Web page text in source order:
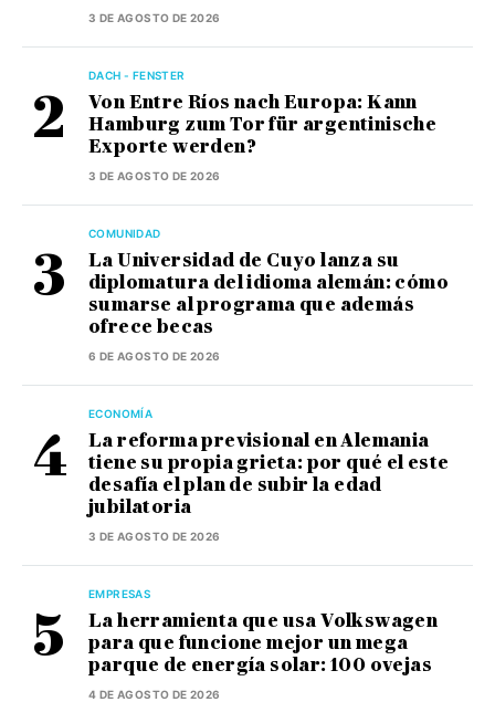
3 DE AGOSTO DE 2026
DACH - FENSTER
Von Entre Ríos nach Europa: Kann
Hamburg zum Tor für argentinische
Exporte werden?
3 DE AGOSTO DE 2026
COMUNIDAD
La Universidad de Cuyo lanza su
diplomatura del idioma alemán: cómo
sumarse al programa que además
ofrece becas
6 DE AGOSTO DE 2026
ECONOMÍA
La reforma previsional en Alemania
tiene su propia grieta: por qué el este
desafía el plan de subir la edad
jubilatoria
3 DE AGOSTO DE 2026
EMPRESAS
La herramienta que usa Volkswagen
para que funcione mejor un mega
parque de energía solar: 100 ovejas
4 DE AGOSTO DE 2026